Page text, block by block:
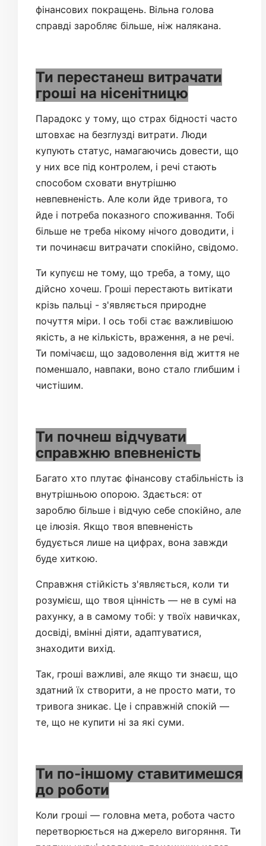
фінансових покращень. Вільна голова
справді заробляє більше, ніж налякана.
Ти перестанеш витрачати
гроші на нісенітницю
Парадокс у тому, що страх бідності часто
штовхає на безглузді витрати. Люди
купують статус, намагаючись довести, що
у них все під контролем, і речі стають
способом сховати внутрішню
невпевненість. Але коли йде тривога, то
йде і потреба показного споживання. Тобі
більше не треба нікому нічого доводити, і
ти починаєш витрачати спокійно, свідомо.
Ти купуєш не тому, що треба, а тому, що
дійсно хочеш. Гроші перестають витікати
крізь пальці - з'являється природне
почуття міри. І ось тобі стає важливішою
якість, а не кількість, враження, а не речі.
Ти помічаєш, що задоволення від життя не
поменшало, навпаки, воно стало глибшим і
чистішим.
Ти почнеш відчувати
справжню впевненість
Багато хто плутає фінансову стабільність із
внутрішньою опорою. Здається: от
зароблю більше і відчую себе спокійно, але
це ілюзія. Якщо твоя впевненість
будується лише на цифрах, вона завжди
буде хиткою.
Справжня стійкість з'являється, коли ти
розумієш, що твоя цінність — не в сумі на
рахунку, а в самому тобі: у твоїх навичках,
досвіді, вмінні діяти, адаптуватися,
знаходити вихід.
Так, гроші важливі, але якщо ти знаєш, що
здатний їх створити, а не просто мати, то
тривога зникає. Це і справжній спокій —
те, що не купити ні за які суми.
Ти по-іншому ставитимешся
до роботи
Коли гроші — головна мета, робота часто
перетворюється на джерело вигоряння. Ти